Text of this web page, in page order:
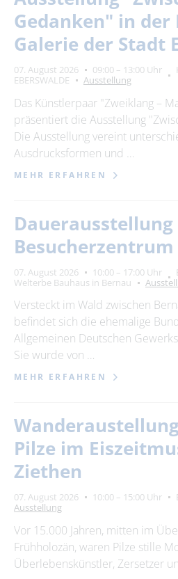
Gedanken" in der
Galerie der Stadt
07. August 2026 09:00 – 13:00 Uhr
EBERSWALDE
Ausstellung
Das Künstlerpaar "Zweiklang –
präsentiert die Ausstellung
Die Ausstellung vereint
Ausdrucksformen und …
MEHR ERFAHREN
07. August 2026 10:00 – 17:00 Uhr
Welterbe Bauhaus in Bernau
Versteckt im Wald zwischen
befindet sich die ehemalige
Allgemeinen Deutschen
Sie wurde von …
MEHR ERFAHREN
Pilze im
Ziethen
07. August 2026 10:00 – 15:00 Uhr
Ausstellung
Vor 15.000 Jahren, mitten im
Frühholozän, waren Pilze stille
Überlebenskünstler, Zersetzer